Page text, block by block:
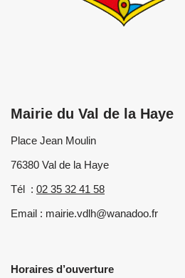
Mairie du Val de la Haye
Place Jean Moulin
76380 Val de la Haye
Tél : 02 35 32 41 58
Email : mairie.vdlh@wanadoo.fr
Horaires d’ouverture